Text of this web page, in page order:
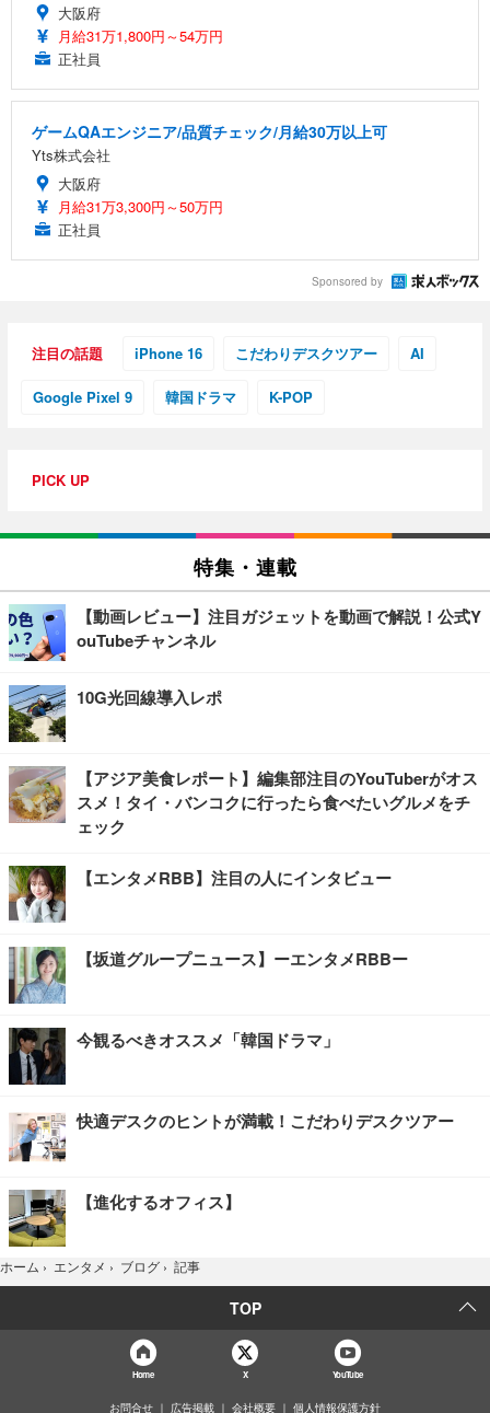
大阪府
月給31万1,800円～54万円
正社員
ゲームQAエンジニア/品質チェック/月給30万以上可
Yts株式会社
大阪府
月給31万3,300円～50万円
正社員
Sponsored by
注目の話題 iPhone 16 こだわりデスクツアー AI
Google Pixel 9 韓国ドラマ K-POP
PICK UP
特集・連載
【動画レビュー】注目ガジェットを動画で解説！公式Y
ouTubeチャンネル
10G光回線導入レポ
【アジア美食レポート】編集部注目のYouTuberがオス
スメ！タイ・バンコクに行ったら食べたいグルメをチ
ェック
【エンタメRBB】注目の人にインタビュー
【坂道グループニュース】ーエンタメRBBー
今観るべきオススメ「韓国ドラマ」
快適デスクのヒントが満載！こだわりデスクツアー
【進化するオフィス】
ホーム › エンタメ › ブログ › 記事
TOP
Home X YouTube
お問合せ 広告掲載 会社概要 個人情報保護方針